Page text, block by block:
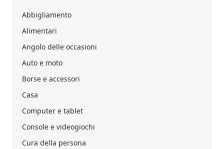
Abbigliamento
Alimentari
Angolo delle occasioni
Auto e moto
Borse e accessori
Casa
Computer e tablet
Console e videogiochi
Cura della persona